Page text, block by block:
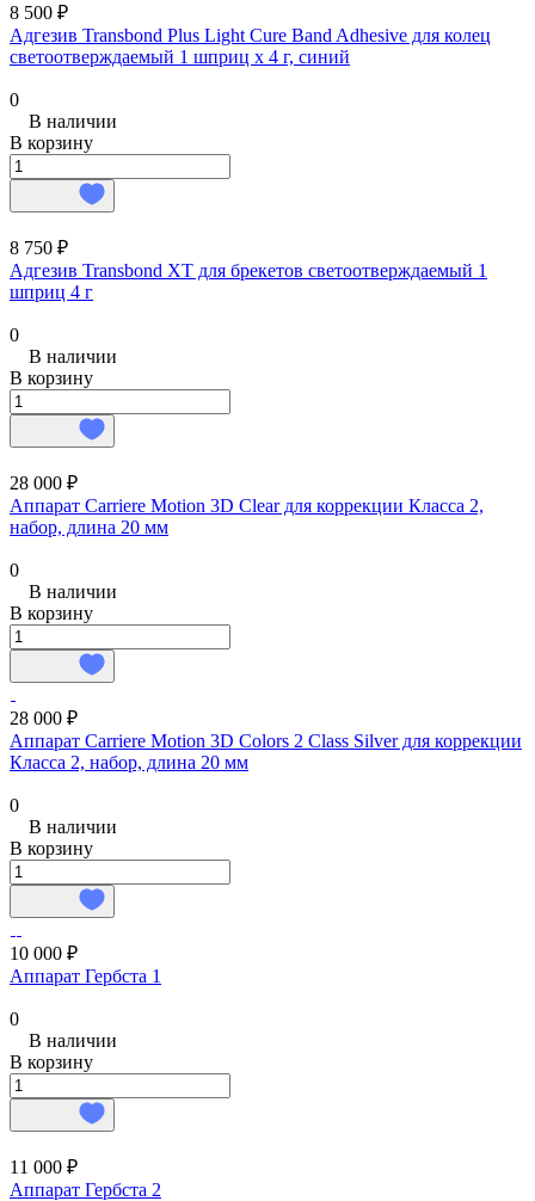
8 500 ₽
Адгезив Transbond Plus Light Cure Band Adhesive для колец
светоотверждаемый 1 шприц х 4 г, синий
0
В наличии
В корзину
8 750 ₽
Адгезив Transbond XT для брекетов светоотверждаемый 1
шприц 4 г
0
В наличии
В корзину
28 000 ₽
Аппарат Carriere Motion 3D Clear для коррекции Класса 2,
набор, длина 20 мм
0
В наличии
В корзину
28 000 ₽
Аппарат Carriere Motion 3D Colors 2 Class Silver для коррекции
Класса 2, набор, длина 20 мм
0
В наличии
В корзину
10 000 ₽
Аппарат Гербста 1
0
В наличии
В корзину
11 000 ₽
Аппарат Гербста 2